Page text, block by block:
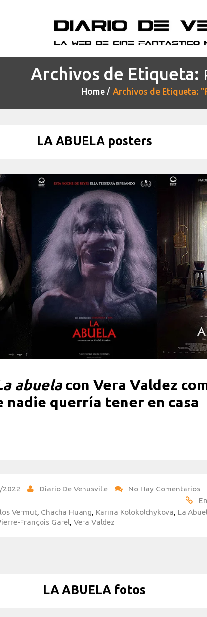
Archivos de Etiqueta:
Home Archivos de Etiqueta:
LA ABUELA posters
abuelacon Vera Valdez
nadie querría tener en casa
2022 Diario De Venusville
No Hay Comentarios
Vermut, Chacha Huang, Karina Kolokolchykova, La
François Garel, Vera Valdez
LA ABUELA fotos